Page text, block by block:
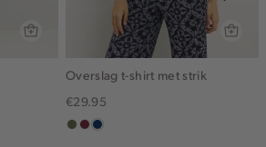
Overslag t-shirt met strik
€29.95
groen,
brique
donkerblauw